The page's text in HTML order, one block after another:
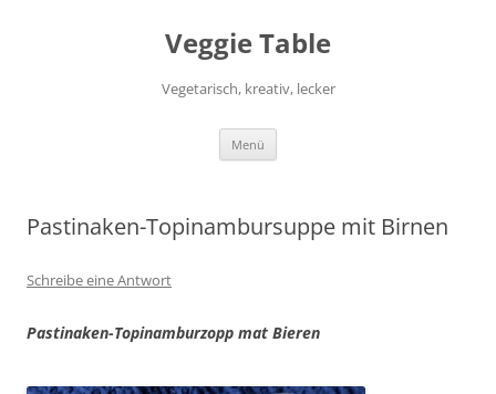
Veggie Table
Vegetarisch, kreativ, lecker
Menü
Pastinaken-Topinambursuppe mit Birnen
Schreibe eine Antwort
Pastinaken-Topinamburzopp mat Bieren